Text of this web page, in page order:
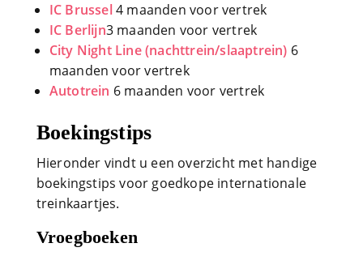
IC Brussel4 maanden voor vertrek
IC Berlijn3 maanden voor vertrek
City Night Line (nachttrein/slaaptrein) 6
maanden voor vertrek
Autotrein 6 maanden voor vertrek
Boekingstips
Hieronder vindt u een overzicht met handige
boekingstips voor goedkope internationale
treinkaartjes.
Vroegboeken